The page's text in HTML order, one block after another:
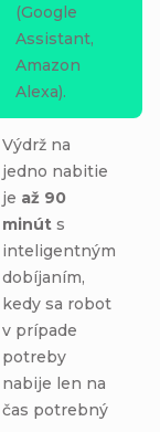
(Google
Assistant,
Amazon
Alexa).
Výdrž na
jedno nabitie
je až 90
minút s
inteligentným
dobíjaním,
kedy sa robot
v prípade
potreby
nabije len na
čas potrebný